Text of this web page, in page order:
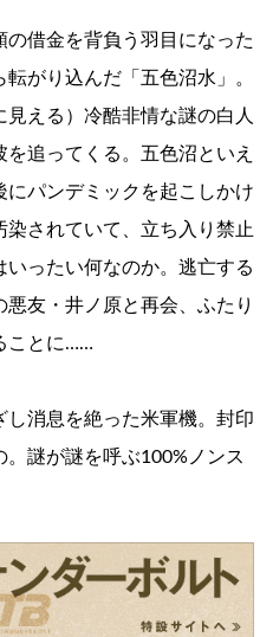
借金を背負う羽目になった
がり込んだ「五色沼水」。
える）冷酷非情な謎の白人
追ってくる。五色沼といえ
パンデミックを起こしかけ
されていて、立ち入り禁止
ったい何なのか。逃亡する
友・井ノ原と再会、ふたり
ことに……
消息を絶った米軍機。封印
謎が謎を呼ぶ100%ノンス